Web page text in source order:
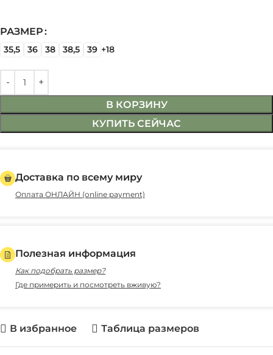
РАЗМЕР
35,5 36 38 38,5 39 +18
В КОРЗИНУ
КУПИТЬ СЕЙЧАС
Доставка по всему миру
Оплата ОНЛАЙН (online payment)
Полезная информация
Как подобрать размер?
Где примерить и посмотреть вживую?
В избранное Таблица размеров